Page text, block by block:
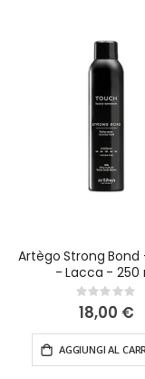
Artègo Strong
- Lacca - 250
Rating:
0%
18,00 €
AGGIUNGI AL